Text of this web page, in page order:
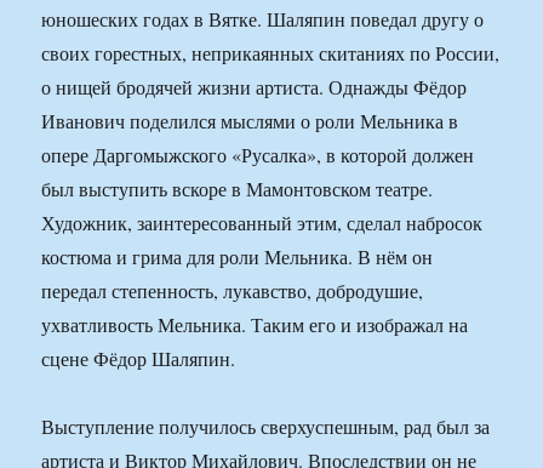
юношеских годах в Вятке. Шаляпин поведал другу о
своих горестных, неприкаянных скитаниях по России,
о нищей бродячей жизни артиста. Однажды Фёдор
Иванович поделился мыслями о роли Мельника в
опере Даргомыжского «Русалка», в которой должен
был выступить вскоре в Мамонтовском театре.
Художник, заинтересованный этим, сделал набросок
костюма и грима для роли Мельника. В нём он
передал степенность, лукавство, добродушие,
ухватливость Мельника. Таким его и изображал на
сцене Фёдор Шаляпин.
Выступление получилось сверхуспешным, рад был за
артиста и Виктор Михайлович. Впоследствии он не